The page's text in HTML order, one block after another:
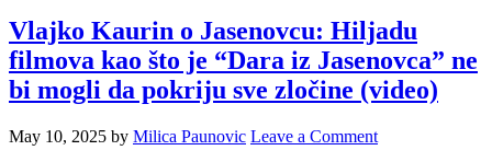
Vlajko Kaurin o Jasenovcu: Hiljadu
filmova kao što je “Dara iz Jasenovca” ne
bi mogli da pokriju sve zločine (video)
May 10, 2025 by Milica Paunovic Leave a Comment